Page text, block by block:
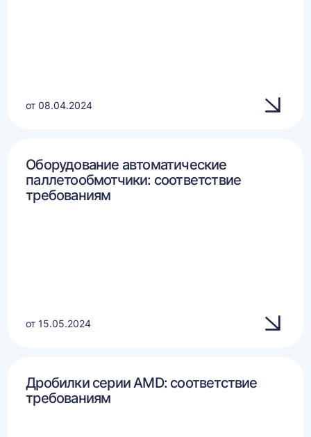
от 08.04.2024
Оборудование автоматические
паллетообмотчики: соответствие
требованиям
от 15.05.2024
Дробилки серии AMD: соответствие
требованиям